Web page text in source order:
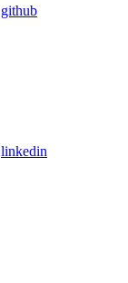
github
linkedin